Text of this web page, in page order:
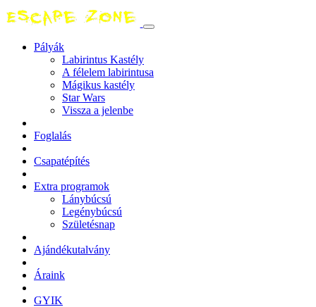
Pályák
Labirintus Kastély
A félelem labirintusa
Mágikus kastély
Star Wars
Vissza a jelenbe
Foglalás
Csapatépítés
Extra programok
Lánybúcsú
Legénybúcsú
Születésnap
Ajándékutalvány
Áraink
GYIK